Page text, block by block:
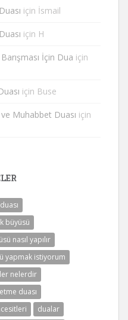
için İsmail
için H
İçin Dua için
için Buse
Muhabbet Duası için
büyüsü
nasıl yapılır
yapmak istiyorum
nelerdir
duası
dualar